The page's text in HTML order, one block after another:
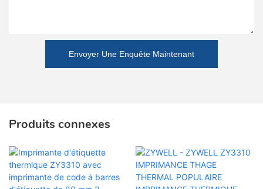
Envoyer Une Enquête Maintenant
Produits connexes